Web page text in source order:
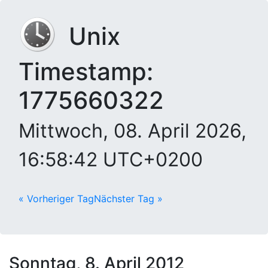
Unix
Timestamp:
1775660322
Mittwoch, 08. April 2026,
16:58:42 UTC+0200
« Vorheriger TagNächster Tag »
Sonntag, 8. April 2012